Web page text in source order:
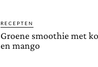
RECEPTEN
Groene smoothie met
en mango